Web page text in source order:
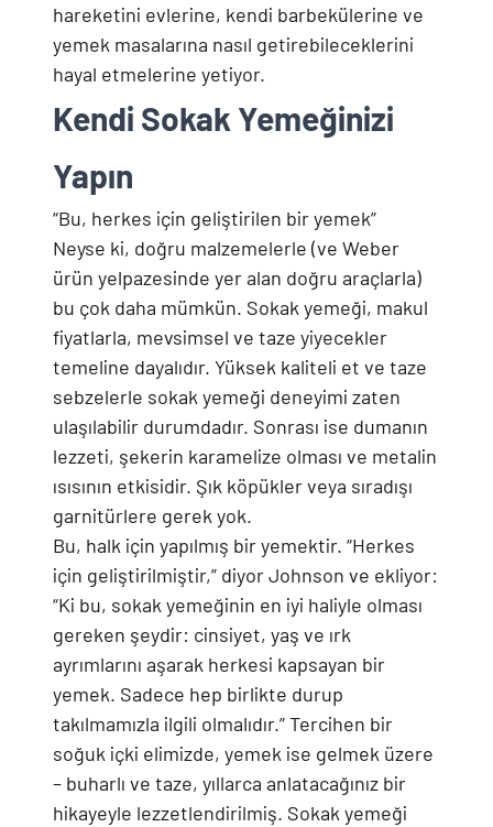
hareketini evlerine, kendi barbekülerine ve
yemek masalarına nasıl getirebileceklerini
hayal etmelerine yetiyor.
Kendi Sokak Yemeğinizi
Yapın
“Bu, herkes için geliştirilen bir yemek”
Neyse ki, doğru malzemelerle (ve Weber
ürün yelpazesinde yer alan doğru araçlarla)
bu çok daha mümkün. Sokak yemeği, makul
fiyatlarla, mevsimsel ve taze yiyecekler
temeline dayalıdır. Yüksek kaliteli et ve taze
sebzelerle sokak yemeği deneyimi zaten
ulaşılabilir durumdadır. Sonrası ise dumanın
lezzeti, şekerin karamelize olması ve metalin
ısısının etkisidir. Şık köpükler veya sıradışı
garnitürlere gerek yok.
Bu, halk için yapılmış bir yemektir. “Herkes
için geliştirilmiştir,” diyor Johnson ve ekliyor:
“Ki bu, sokak yemeğinin en iyi haliyle olması
gereken şeydir: cinsiyet, yaş ve ırk
ayrımlarını aşarak herkesi kapsayan bir
yemek. Sadece hep birlikte durup
takılmamızla ilgili olmalıdır.” Tercihen bir
soğuk içki elimizde, yemek ise gelmek üzere
– buharlı ve taze, yıllarca anlatacağınız bir
hikayeyle lezzetlendirilmiş. Sokak yemeği